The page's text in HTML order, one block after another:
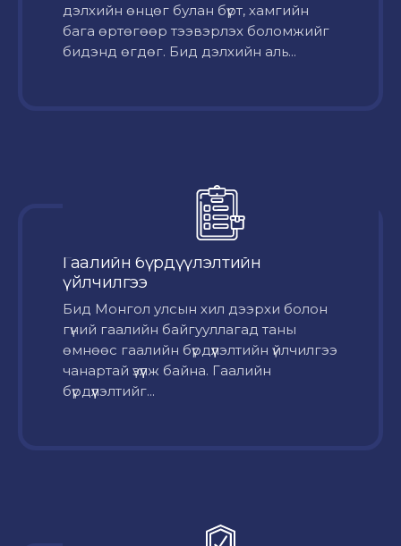
дэлхийн өнцөг булан бүрт, хамгийн
бага өртөгөөр тээвэрлэх боломжийг
бидэнд өгдөг. Бид дэлхийн аль...
Гаалийн бүрдүүлэлтийн
үйлчилгээ
Бид Монгол улсын хил дээрхи болон
гүний гаалийн байгууллагад таны
өмнөөс гаалийн бүрдүүлэлтийн үйлчилгээ
чанартай үзүүлж байна. Гаалийн
бүрдүүлэлтийг...